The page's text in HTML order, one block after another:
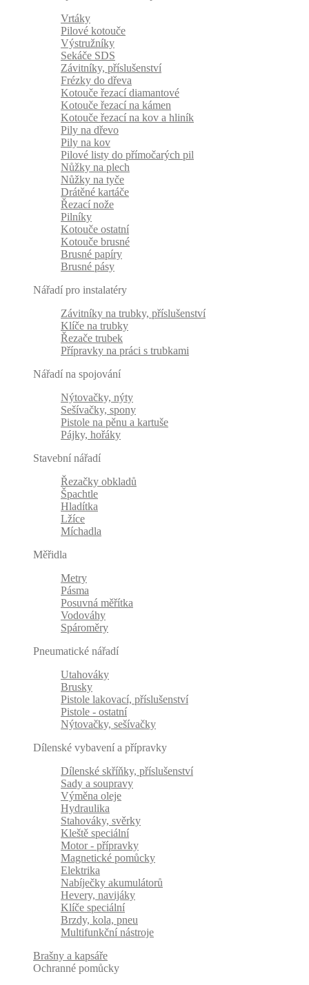
Vrtáky
Pilové kotouče
Výstružníky
Sekáče SDS
Závitníky, příslušenství
Frézky do dřeva
Kotouče řezací diamantové
Kotouče řezací na kámen
Kotouče řezací na kov a hliník
Pily na dřevo
Pily na kov
Pilové listy do přímočarých pil
Nůžky na plech
Nůžky na tyče
Drátěné kartáče
Řezací nože
Pilníky
Kotouče ostatní
Kotouče brusné
Brusné papíry
Brusné pásy
Nářadí pro instalatéry
Závitníky na trubky, příslušenství
Klíče na trubky
Řezače trubek
Přípravky na práci s trubkami
Nářadí na spojování
Nýtovačky, nýty
Sešívačky, spony
Pistole na pěnu a kartuše
Pájky, hořáky
Stavební nářadí
Řezačky obkladů
Špachtle
Hladítka
Lžíce
Míchadla
Měřidla
Metry
Pásma
Posuvná měřítka
Vodováhy
Spároměry
Pneumatické nářadí
Utahováky
Brusky
Pistole lakovací, příslušenství
Pistole - ostatní
Nýtovačky, sešívačky
Dílenské vybavení a přípravky
Dílenské skříňky, příslušenství
Sady a soupravy
Výměna oleje
Hydraulika
Stahováky, svěrky
Kleště speciální
Motor - přípravky
Magnetické pomůcky
Elektrika
Nabíječky akumulátorů
Hevery, navijáky
Klíče speciální
Brzdy, kola, pneu
Multifunkční nástroje
Brašny a kapsáře
Ochranné pomůcky